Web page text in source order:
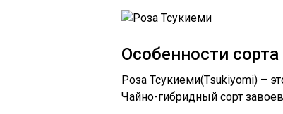
Особенности сорта
Роза Тсукиеми(Tsukiyomi) –
Чайно-гибридный сорт